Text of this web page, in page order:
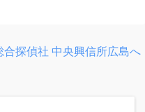
探偵社 中央興信所広島へ